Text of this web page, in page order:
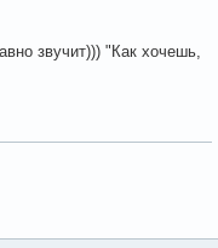
звучит))) "Как хочешь,